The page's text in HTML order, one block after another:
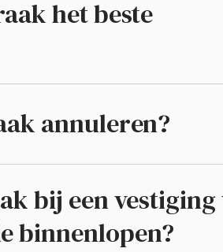
het beste
annuleren?
bij een vestiging
binnenlopen?